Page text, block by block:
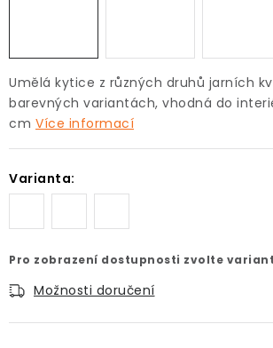
Umělá kytice z různých druhů jarních
barevných variantách, vhodná do
cm Více informací
Varianta:
Pro zobrazení dostupnosti zvolte
Možnosti doručení